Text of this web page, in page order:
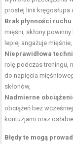
prostej linii kręgosłupa
Brak płynności ruchu
mięśni, skłony
lepiej angażuje
Nieprawidłowa
rolę podczas treningu,
do napięcia
skłonów,
Nadmierne
obciążeń bez
kontuzjami oraz
Błędy te mogą